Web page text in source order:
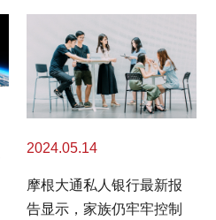
2024.05.14
摩根大通私人银行最新报
告显示，家族仍牢牢控制